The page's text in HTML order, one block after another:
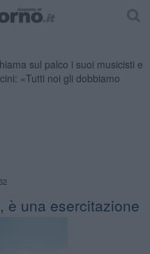
è una esercitazione